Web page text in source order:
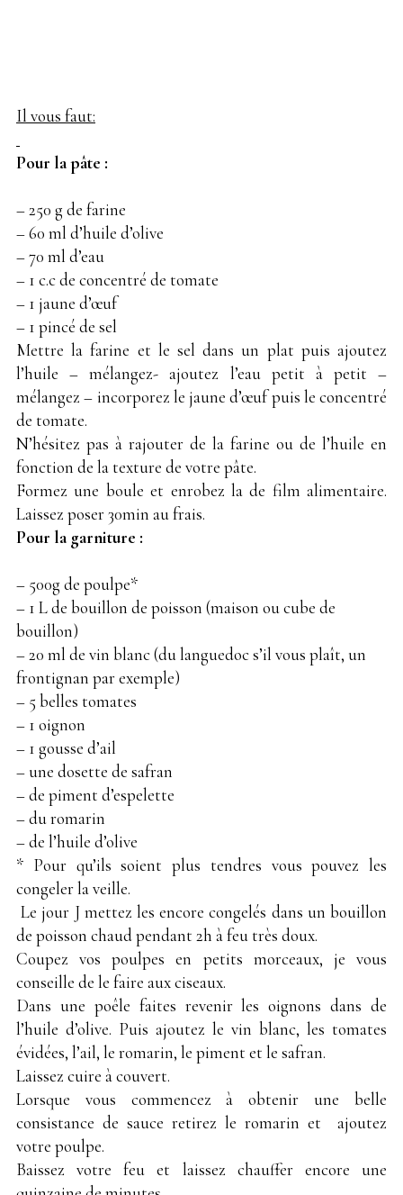
Il vous faut:
Pour la pâte :
– 250 g de farine
– 60 ml d’huile d’olive
– 70 ml d’eau
– 1 c.c de concentré de tomate
– 1 jaune d’œuf
– 1 pincé de sel
Mettre la farine et le sel dans un plat puis ajoutez
l’huile – mélangez- ajoutez l’eau petit à petit –
mélangez – incorporez le jaune d’œuf puis le concentré
de tomate.
N’hésitez pas à rajouter de la farine ou de l’huile en
fonction de la texture de votre pâte.
Formez une boule et enrobez la de film alimentaire.
Laissez poser 30min au frais.
Pour la garniture :
– 500g de poulpe*
– 1 L de bouillon de poisson (maison ou cube de
bouillon)
– 20 ml de vin blanc (du languedoc s’il vous plaît, un
frontignan par exemple)
– 5 belles tomates
– 1 oignon
– 1 gousse d’ail
– une dosette de safran
– de piment d’espelette
– du romarin
– de l’huile d’olive
* Pour qu’ils soient plus tendres vous pouvez les
congeler la veille.
Le jour J mettez les encore congelés dans un bouillon
de poisson chaud pendant 2h à feu très doux.
Coupez vos poulpes en petits morceaux, je vous
conseille de le faire aux ciseaux.
Dans une poêle faites revenir les oignons dans de
l’huile d’olive. Puis ajoutez le vin blanc, les tomates
évidées, l’ail, le romarin, le piment et le safran.
Laissez cuire à couvert.
Lorsque vous commencez à obtenir une belle
consistance de sauce retirez le romarin et ajoutez
votre poulpe.
Baissez votre feu et laissez chauffer encore une